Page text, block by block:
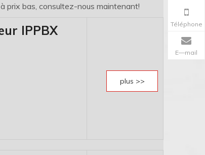
à prix bas, consultez-nous maintenant!
IPPBX
plus >>
Téléphone
E—mail